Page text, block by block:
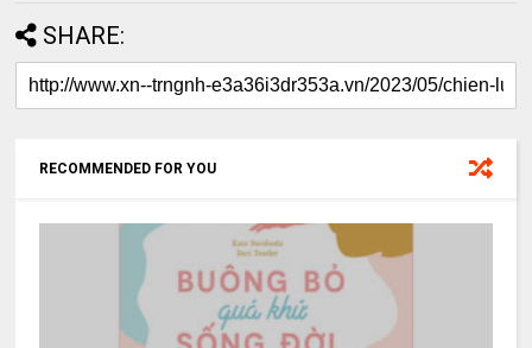
SHARE:
RECOMMENDED FOR YOU